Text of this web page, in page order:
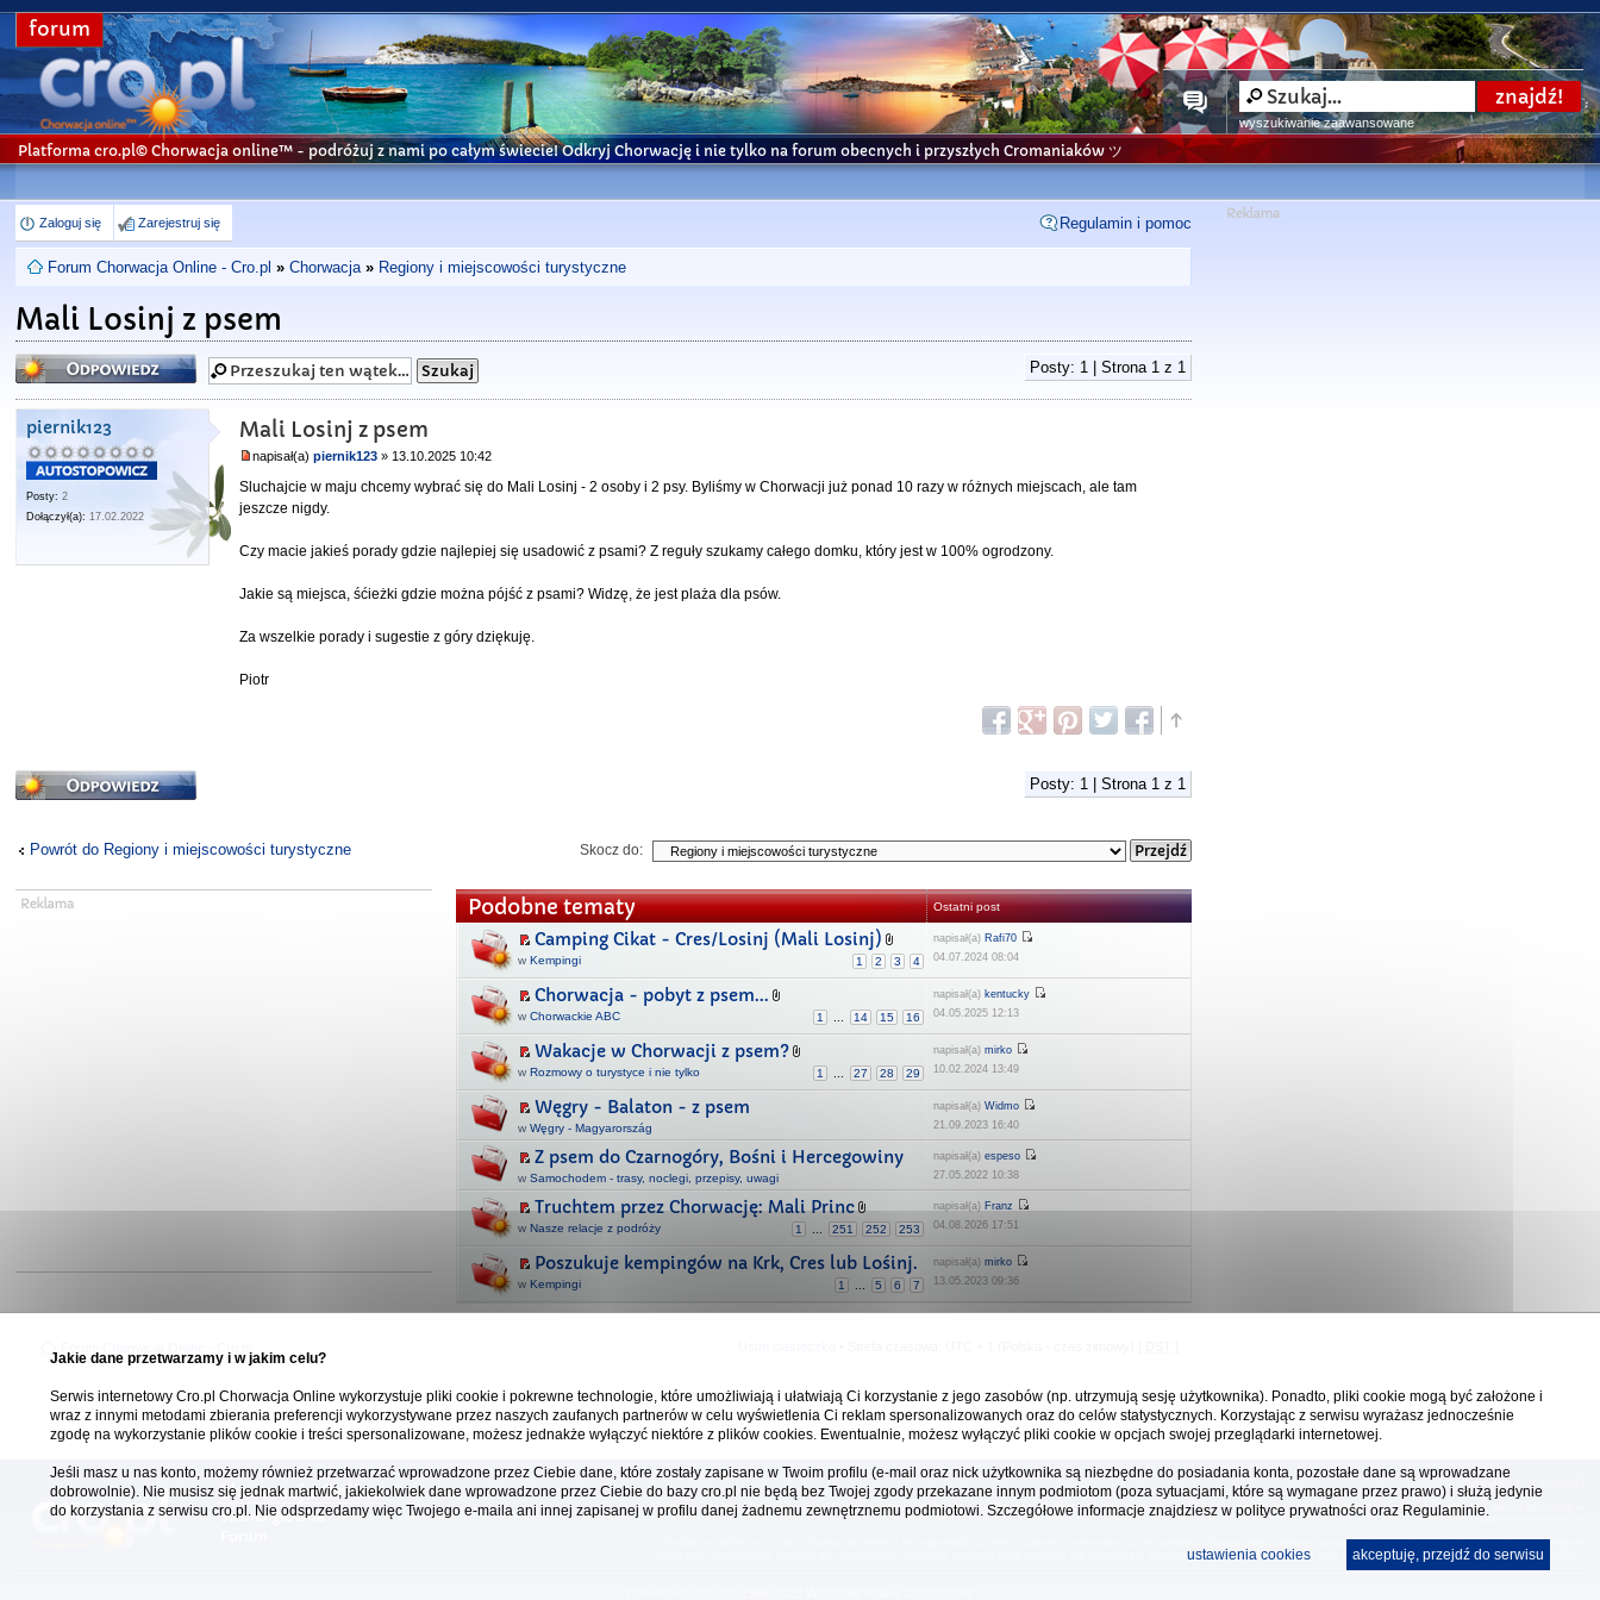
forum
wyszukiwanie zaawansowane
Platforma cro.pl© Chorwacja online™ - podróżuj z nami po całym świecie! Odkryj Chorwację i nie tylko na forum obecnych i przyszłych Cromaniaków ツ
Zaloguj się Zarejestruj się Regulamin i pomoc
Forum Chorwacja Online - Cro.pl » Chorwacja » Regiony i miejscowości turystyczne
Mali Losinj z psem
Odpowiedz Posty: 1 | Strona 1z 1
piernik123
Posty: 2
Dołączył(a): 17.02.2022
Mali Losinj z psem
napisał(a)piernik123 » 13.10.2025 10:42
Sluchajcie w maju chcemy wybrać się do Mali Losinj - 2 osoby i 2 psy. Byliśmy w Chorwacji już ponad 10 razy w różnych miejscach, ale tam
jeszcze nigdy.
Czy macie jakieś porady gdzie najlepiej się usadowić z psami? Z reguły szukamy całego domku, który jest w 100% ogrodzony.
Jakie są miejsca, śćieżki gdzie można pójść z psami? Widzę, że jest plaża dla psów.
Za wszelkie porady i sugestie z góry dziękuję.
Piotr
Odpowiedz Posty: 1 | Strona 1z 1
Powrót do Regiony i miejscowości turystyczne Skocz do:
Podobne tematy Ostatni post
Camping Cikat - Cres/Losinj (Mali Losinj)
1 2 3 4
wKempingi
napisał(a) Rafi70
04.07.2024 08:04
Chorwacja - pobyt z psem...
1 ... 14 15 16
wChorwackie ABC
napisał(a) kentucky
04.05.2025 12:13
Wakacje w Chorwacji z psem?
1 ... 27 28 29
wRozmowy o turystyce i nie tylko
napisał(a)mirko
10.02.2024 13:49
Węgry - Balaton - z psem
wWęgry - Magyarország
napisał(a)Widmo
21.09.2023 16:40
Z psem do Czarnogóry, Bośni i Hercegowiny
wSamochodem - trasy, noclegi, przepisy, uwagi
napisał(a)espeso
27.05.2022 10:38
Truchtem przez Chorwację: Mali Princ
1 ... 251 252 253
wNasze relacje z podróży
napisał(a) Franz
04.08.2026 17:51
Poszukuje kempingów na Krk, Cres lub Lośinj.
1 ... 5 6 7
wKempingi
napisał(a)mirko
13.05.2023 09:36
Chorwacja Online
Strona główna
[ reklama ] [
Platforma cro.pl© Chorwacja online™ wykorzystuje cookies do prawidłowego działania, te pliki gromadzą na Twoim komputerze dane ułatwiające korzystanie z serwisu; więcej informacji w
polityce prywatności
Redakcja platformy cro.pl© Chorwacja online™ nie odpowiada za treści zamieszczone przez użytkowników. Korzystanie z serwisu oznacza akceptację regulaminu. Serwis ma charakter
wyłącznie informacyjny. Cro.pl© nie reprezentuje interesów żadnego biura podróży, nie zajmuje się organizacją imprez turystycznych oraz nie odpowiada za treść zamieszczonych reklam.
Jakie dane przetwarzamy i w jakim celu?
Serwis internetowy Cro.pl Chorwacja Online wykorzystuje pliki cookie i pokrewne technologie, które umożliwiają i ułatwiają Ci korzystanie z jego zasobów (np. utrzymują sesję użytkownika). Ponadto, pliki cookie mogą być założone i
wraz z innymi metodami zbierania preferencji wykorzystywane przez naszych zaufanych partnerów w celu wyświetlenia Ci reklam spersonalizowanych oraz do celów statystycznych. Korzystając z serwisu wyrażasz jednocześnie
zgodę na wykorzystanie plików cookie i treści spersonalizowane, możesz jednakże wyłączyć niektóre z plików cookies. Ewentualnie, możesz wyłączyć pliki cookie w opcjach swojej przeglądarki internetowej.
Jeśli masz u nas konto, możemy również przetwarzać wprowadzone przez Ciebie dane, które zostały zapisane w Twoim profilu (e-mail oraz nick użytkownika są niezbędne do posiadania konta, pozostałe dane są wprowadzane
dobrowolnie). Nie musisz się jednak martwić, jakiekolwiek dane wprowadzone przez Ciebie do bazy cro.pl nie będą bez Twojej zgody przekazane innym podmiotom (poza sytuacjami, które są wymagane przez prawo) i służą jedynie
do korzystania z serwisu cro.pl. Nie odsprzedamy więc Twojego e-maila ani innej zapisanej w profilu danej żadnemu zewnętrznemu podmiotowi. Szczegółowe informacje znajdziesz w polityce prywatności oraz Regulaminie.
akceptuję, przejdź do serwisu
ustawienia cookies